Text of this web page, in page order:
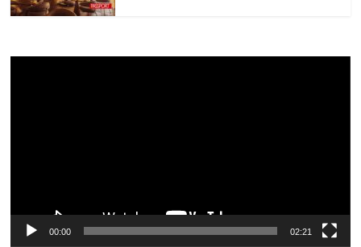
00:00 02:21